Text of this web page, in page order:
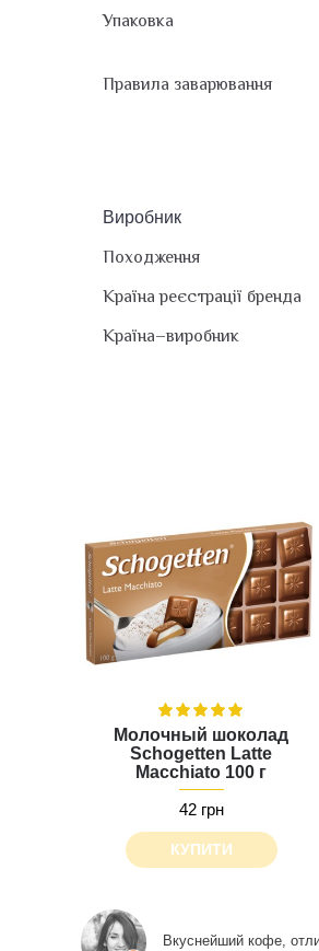
Упаковка
Правила заварювання
Виробник
Походження
Країна реєстрації бренда
Країна–виробник
Молочный шоколад
Schogetten Latte
Macchiato 100 г
42 грн
КУПИТИ
Все понравилось,